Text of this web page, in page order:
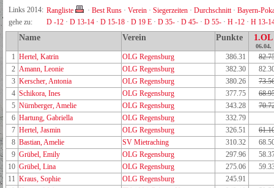
Links 2014: Rangliste · Best Runs · Verein · Siegerzeiten · Durchschnitt· Bayern-
gehe zu:
D -12 · D 13-14 · D 15-18 · D 19 E · D 35- · D 45- · D 55- · H -12 · H 13-
Name Verein Punkte 1.OL
06.04.
1 Hertel, Katrin OLG Regensburg 386.31
2 Amann, Leonie OLG Regensburg 382.30
3 Kerscher, Antonia OLG Regensburg 380.26
4 Schikora, Ines OLG Regensburg 377.75
5 Nürnberger, Amelie OLG Regensburg 343.28
6 Hartung, Gabriella OLG Regensburg
332.79
7 Hertel, Jasmin OLG Regensburg 326.51
8 Bastian, Amelie SV Mietraching 310.32
9 Grübel, Emily OLG Regensburg 297.96
10 Grübel, Lina OLG Regensburg 275.06
11 Kraus, Sophie OLG Regensburg
245.91